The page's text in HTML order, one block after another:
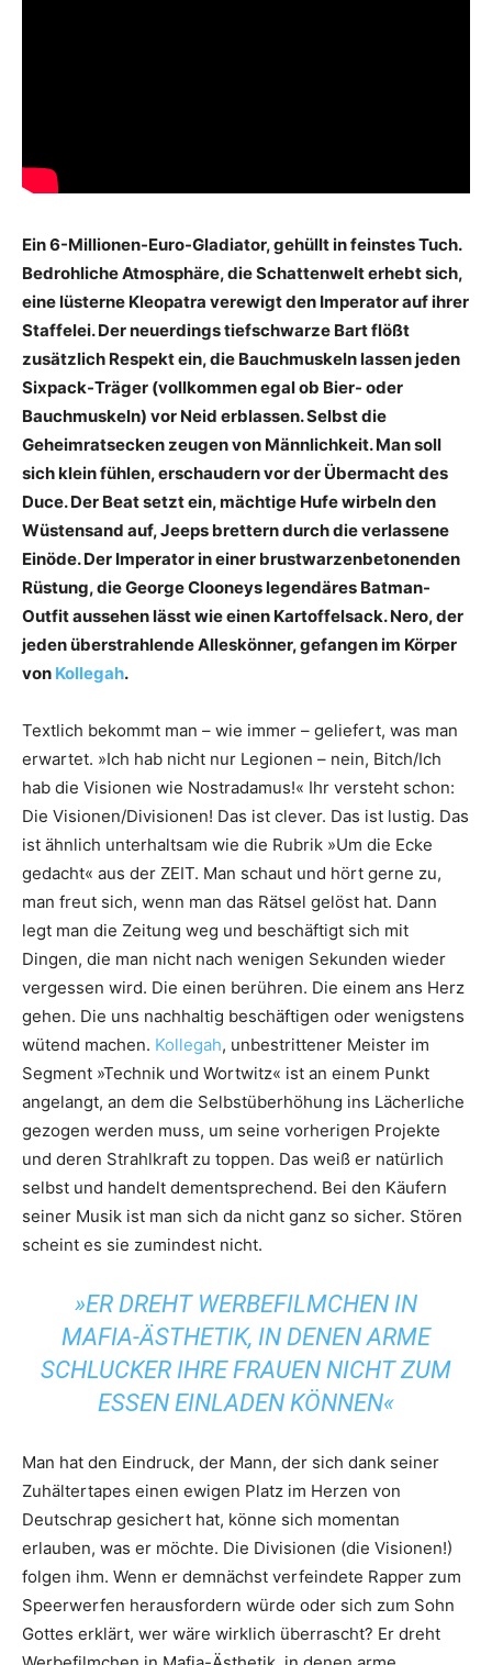
Ein 6-Millionen-Euro-Gladiator, gehüllt in feinstes Tuch.
Bedrohliche Atmosphäre, die Schattenwelt erhebt sich,
eine lüsterne Kleopatra verewigt den Imperator auf ihrer
Staffelei. Der neuerdings tiefschwarze Bart flößt
zusätzlich Respekt ein, die Bauchmuskeln lassen jeden
Sixpack-Träger (vollkommen egal ob Bier- oder
Bauchmuskeln) vor Neid ­erblassen. Selbst die
Geheimratsecken zeugen von Männlichkeit. Man soll
sich klein ­fühlen, erschaudern vor der Übermacht des
Duce. Der Beat setzt ein, mächtige Hufe wirbeln den
Wüstensand auf, Jeeps brettern durch die verlassene
Einöde. Der Imperator in einer brustwarzenbetonenden
Rüstung, die George Clooneys legendäres Batman-
Outfit aus­sehen lässt wie einen Kartoffelsack. Nero, der
jeden überstrahlende Alleskönner, gefangen im Körper
von Kollegah.
Textlich bekommt man – wie immer – geliefert, was man
erwartet. »Ich hab nicht nur Legionen – nein, Bitch/Ich
hab die Visionen wie Nostradamus!« Ihr versteht schon:
Die Visionen/Divisionen! Das ist clever. Das ist lustig. Das
ist ähnlich unterhaltsam wie die Rubrik »Um die Ecke
gedacht« aus der ZEIT. Man schaut und hört gerne zu,
man freut sich, wenn man das Rätsel gelöst hat. Dann
legt man die Zeitung weg und beschäftigt sich mit
Dingen, die man nicht nach wenigen Sekunden wieder
vergessen wird. Die einen berühren. Die einem ans Herz
gehen. Die uns nachhaltig beschäftigen oder wenigstens
wütend machen. Kollegah, unbestrittener Meister im
Segment »Technik und Wortwitz« ist an einem Punkt
angelangt, an dem die Selbstüberhöhung ins Lächerliche
gezogen werden muss, um seine vorherigen Projekte
und deren Strahlkraft zu toppen. Das weiß er natürlich
selbst und handelt dementsprechend. Bei den Käufern
seiner Musik ist man sich da nicht ganz so sicher. Stören
scheint es sie zumindest nicht.
»ER DREHT WERBEFILMCHEN IN
MAFIA-ÄSTHETIK, IN DENEN ARME
SCHLUCKER IHRE FRAUEN NICHT ZUM
ESSEN EINLADEN KÖNNEN«
Man hat den Eindruck, der Mann, der sich dank seiner
Zuhältertapes einen ewigen Platz im Herzen von
Deutschrap gesichert hat, könne sich momentan
erlauben, was er möchte. Die Divisionen (die Visionen!)
folgen ihm. Wenn er demnächst verfeindete Rapper zum
Speerwerfen herausfordern würde oder sich zum Sohn
Gottes erklärt, wer wäre wirklich überrascht? Er dreht